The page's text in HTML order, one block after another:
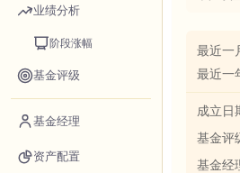
业绩分析
阶段涨幅
基金评级
基金经理
资产配置
最近一
最近一
成立日
基金评
基金经